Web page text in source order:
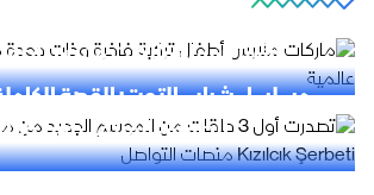
أشهر أسماء ماركات ملابس
مسلسل شراب التوت: القصة
الخامس المرتقب في 2026